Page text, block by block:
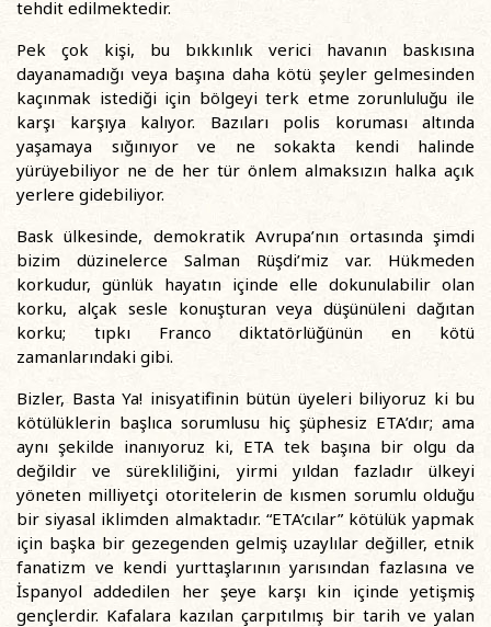
tehdit edilmektedir.
Pek çok kişi, bu bıkkınlık verici havanın baskısına
dayanamadığı veya başına daha kötü şeyler gelmesinden
kaçınmak istediği için bölgeyi terk etme zorunluluğu ile
karşı karşıya kalıyor. Bazıları polis koruması altında
yaşamaya sığınıyor ve ne sokakta kendi halinde
yürüyebiliyor ne de her tür önlem almaksızın halka açık
yerlere gidebiliyor.
Bask ülkesinde, demokratik Avrupa’nın ortasında şimdi
bizim düzinelerce Salman Rüşdi’miz var. Hükmeden
korkudur, günlük hayatın içinde elle dokunulabilir olan
korku, alçak sesle konuşturan veya düşünüleni dağıtan
korku; tıpkı Franco diktatörlüğünün en kötü
zamanlarındaki gibi.
Bizler, Basta Ya! inisyatifinin bütün üyeleri biliyoruz ki bu
kötülüklerin başlıca sorumlusu hiç şüphesiz ETA’dır; ama
aynı şekilde inanıyoruz ki, ETA tek başına bir olgu da
değildir ve sürekliliğini, yirmi yıldan fazladır ülkeyi
yöneten milliyetçi otoritelerin de kısmen sorumlu olduğu
bir siyasal iklimden almaktadır. “ETA’cılar” kötülük yapmak
için başka bir gezegenden gelmiş uzaylılar değiller, etnik
fanatizm ve kendi yurttaşlarının yarısından fazlasına ve
İspanyol addedilen her şeye karşı kin içinde yetişmiş
gençlerdir. Kafalara kazılan çarpıtılmış bir tarih ve yalan